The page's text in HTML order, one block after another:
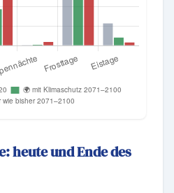
heute und Ende des